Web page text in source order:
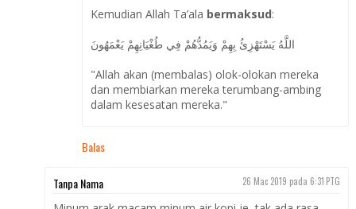
Kemudian Allah Ta’ala bermaksud:
اللَّهُ يَسْتَهْزِئُ بِهِمْ وَيَمُدُّهُمْ فِي طُغْيَانِهِمْ يَعْمَهُونَ
"Allah akan (membalas) olok-olokan mereka
dan membiarkan mereka terumbang-ambing
dalam kesesatan mereka."
Balas
Tanpa Nama 26 Mac 2019 pada 6:31 PTG